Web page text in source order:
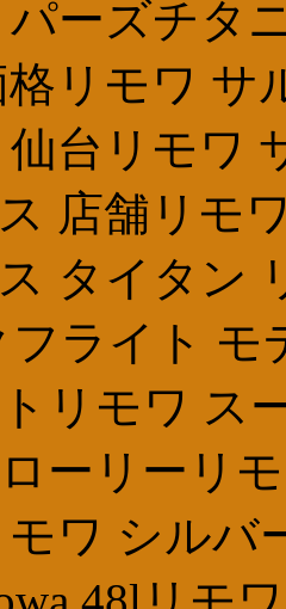
ーズチタ
リモワ サ
台リモワ
店舗リモ
タイタン
フライト
リモワ ス
ーリーリ
ワ シルバ